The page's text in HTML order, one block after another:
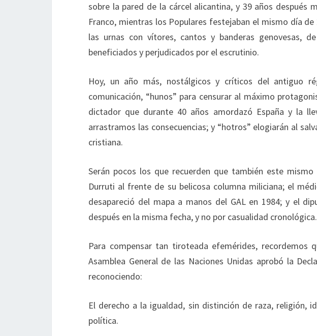
sobre la pared de la cárcel alicantina, y 39 años después
Franco, mientras los Populares festejaban el mismo día
las urnas con vítores, cantos y banderas genovesas,
beneficiados y perjudicados por el escrutinio.
Hoy, un año más, nostálgicos y críticos del antiguo
comunicación, “hunos” para censurar al máximo
dictador que durante 40 años amordazó España y la
arrastramos las consecuencias; y “hotros” elogiarán al
cristiana.
Serán pocos los que recuerden que también este
Durruti al frente de su belicosa columna miliciana; el
desapareció del mapa a manos del GAL en 1984; y el
después en la misma fecha, y no por casualidad cronológica.
Para compensar tan tiroteada efemérides, recordemos
Asamblea General de las Naciones Unidas aprobó la
reconociendo:
El derecho a la igualdad, sin distinción de raza, religión,
política.